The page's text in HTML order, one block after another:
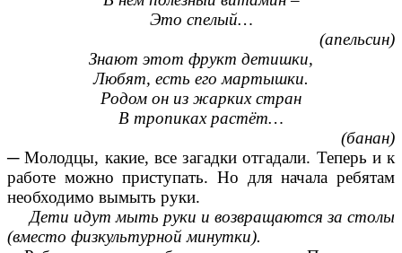
Это спелый…
(апельсин)
Знают этот фрукт детишки,
Любят, есть его мартышки.
Родом он из жарких стран
В тропиках растёт…
(банан)
─ Молодцы, какие, все загадки отгадали. Теперь и к
работе можно приступать. Но для начала ребятам
необходимо вымыть руки.
Дети идут мыть руки и возвращаются за столы
(вместо физкультурной минутки).